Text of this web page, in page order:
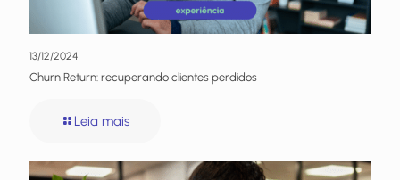
13/12/2024
Churn Return: recuperando clientes perdidos
Leia mais